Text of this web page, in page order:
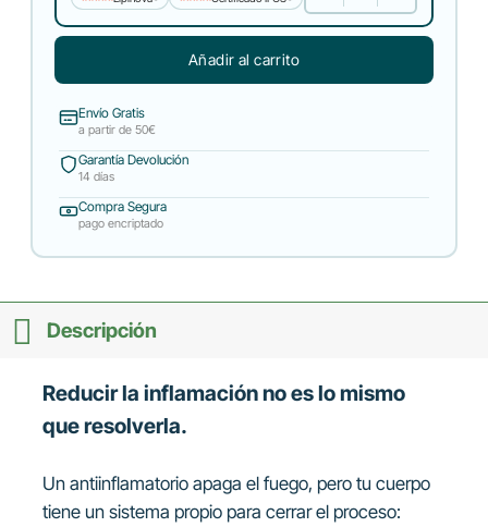
Añadir al carrito
Envío Gratis
a partir de 50€
Garantía Devolución
14 días
Compra Segura
pago encriptado
Descripción
Reducir la inflamación no es lo mismo
que resolverla.
Un antiinflamatorio apaga el fuego, pero tu cuerpo
tiene un sistema propio para cerrar el proceso: